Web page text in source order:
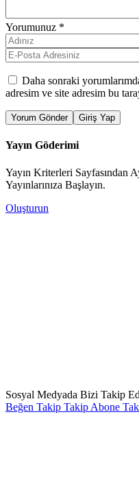
Yorumunuz *
Daha sonraki
adresim ve site adresim bu
Yorum Gönder Giriş Yap
Yayın Göderimi
Yayın Kriterleri Sayfasından
Yayınlarınıza Başlayın.
Oluşturun
Sosyal Medyada Bizi Takip
Beğen Takip Takip Abone